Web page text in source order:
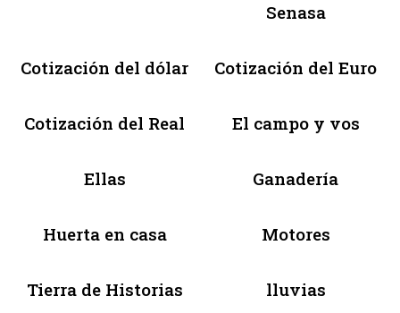
Senasa
Cotización del dólar Cotización del Euro
Cotización del Real El campo y vos
Ellas Ganadería
Huerta en casa Motores
Tierra de Historias lluvias